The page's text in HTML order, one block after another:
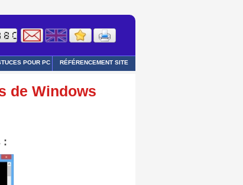
POUR PC RÉFÉRENCEMENT SITE
de Windows
: